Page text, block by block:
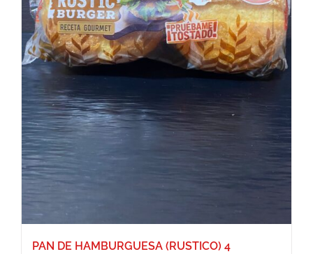
PAN DE HAMBURGUESA (RUSTICO) 4